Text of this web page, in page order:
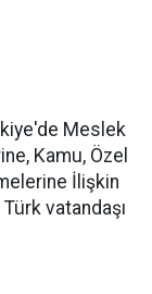
Meslek
Kamu, Özel
İlişkin
vatandaşı